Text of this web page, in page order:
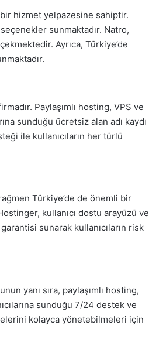
hizmet yelpazesine sahiptir.
sunmaktadır. Natro,
Ayrıca, Türkiye’de
Paylaşımlı hosting, VPS ve
sunduğu ücretsiz alan adı kaydı
ile kullanıcıların her türlü
Türkiye’de de önemli bir
kullanıcı dostu arayüzü ve
sunarak kullanıcıların risk
yanı sıra, paylaşımlı hosting,
sunduğu 7/24 destek ve
kolayca yönetebilmeleri için